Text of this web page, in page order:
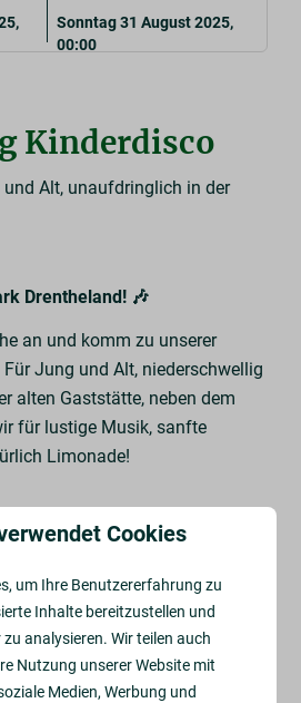
Sonntag 31 August 2025,
00:00
Kinderdisco
Alt, unaufdringlich in der
Drentheland! 🎶
an und komm zu unserer
Jung und Alt, niederschwellig
alten Gaststätte, neben dem
für lustige Musik, sanfte
Limonade!
& Donnerstag 1. Mai
und genießen -
für alle
du auch kommen?
Cookies
um Ihre Benutzererfahrung zu
Inhalte bereitzustellen und
analysieren. Wir teilen auch
Nutzung unserer Website mit
Medien, Werbung und